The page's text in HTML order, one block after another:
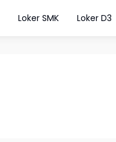
Loker SMK Loker D3